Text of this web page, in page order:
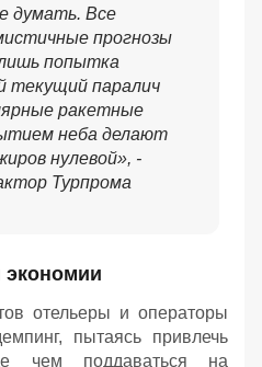
думать. Все
прогнозы
попытка
текущий паралич
ракетные
неба делают
нулевой», -
Турпрома
экономии
отельеры и операторы
пытаясь привлечь
чем поддаваться на